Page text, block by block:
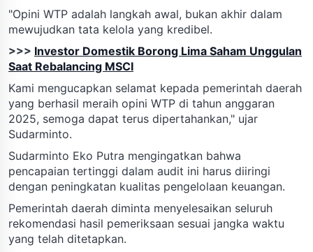
"Opini WTP adalah langkah awal, bukan akhir dalam
mewujudkan tata kelola yang kredibel.
>>> Investor Domestik Borong Lima Saham Unggulan
Saat Rebalancing MSCI
Kami mengucapkan selamat kepada pemerintah daerah
yang berhasil meraih opini WTP di tahun anggaran
2025, semoga dapat terus dipertahankan," ujar
Sudarminto.
Sudarminto Eko Putra mengingatkan bahwa
pencapaian tertinggi dalam audit ini harus diiringi
dengan peningkatan kualitas pengelolaan keuangan.
Pemerintah daerah diminta menyelesaikan seluruh
rekomendasi hasil pemeriksaan sesuai jangka waktu
yang telah ditetapkan.